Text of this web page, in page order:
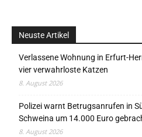
Neuste Artikel
Verlassene Wohnung in Erfurt-
vier verwahrloste Katzen
8. August 2026
Polizei warnt Betrugsanrufen in
Schweina um 14.000 Euro
8. August 2026